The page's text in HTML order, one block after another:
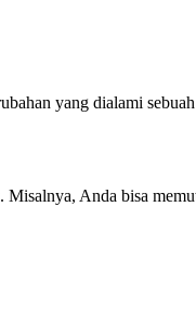
yang dialami
Anda bisa